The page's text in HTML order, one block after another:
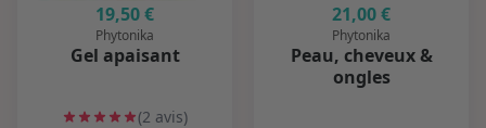
19,50 €
Phytonika
Gel apaisant
(2 avis)
21,00 €
Phytonika
Peau, cheveux &
ongles